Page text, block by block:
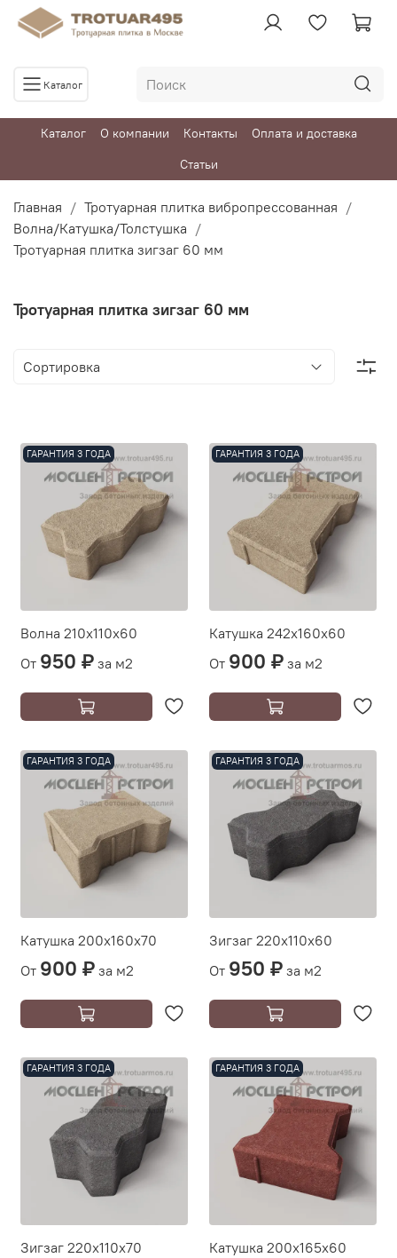
Каталог
Каталог О компании Контакты
Оплата и доставка
Статьи
Главная
Тротуарная плитка вибропрессованная
Волна/Катушка/Толстушка
Тротуарная плитка зигзаг 60 мм
Тротуарная плитка зигзаг 60 мм
ГАРАНТИЯ 3 ГОДА
Волна 210х110х60
От 950 ₽ за м2
ГАРАНТИЯ 3 ГОДА
Катушка 242х160х60
От 900 ₽ за м2
ГАРАНТИЯ 3 ГОДА
Катушка 200х160х70
От 900 ₽ за м2
ГАРАНТИЯ 3 ГОДА
Зигзаг 220х110х60
От 950 ₽ за м2
ГАРАНТИЯ 3 ГОДА
Зигзаг 220х110х70
ГАРАНТИЯ 3 ГОДА
Катушка 200х165х60